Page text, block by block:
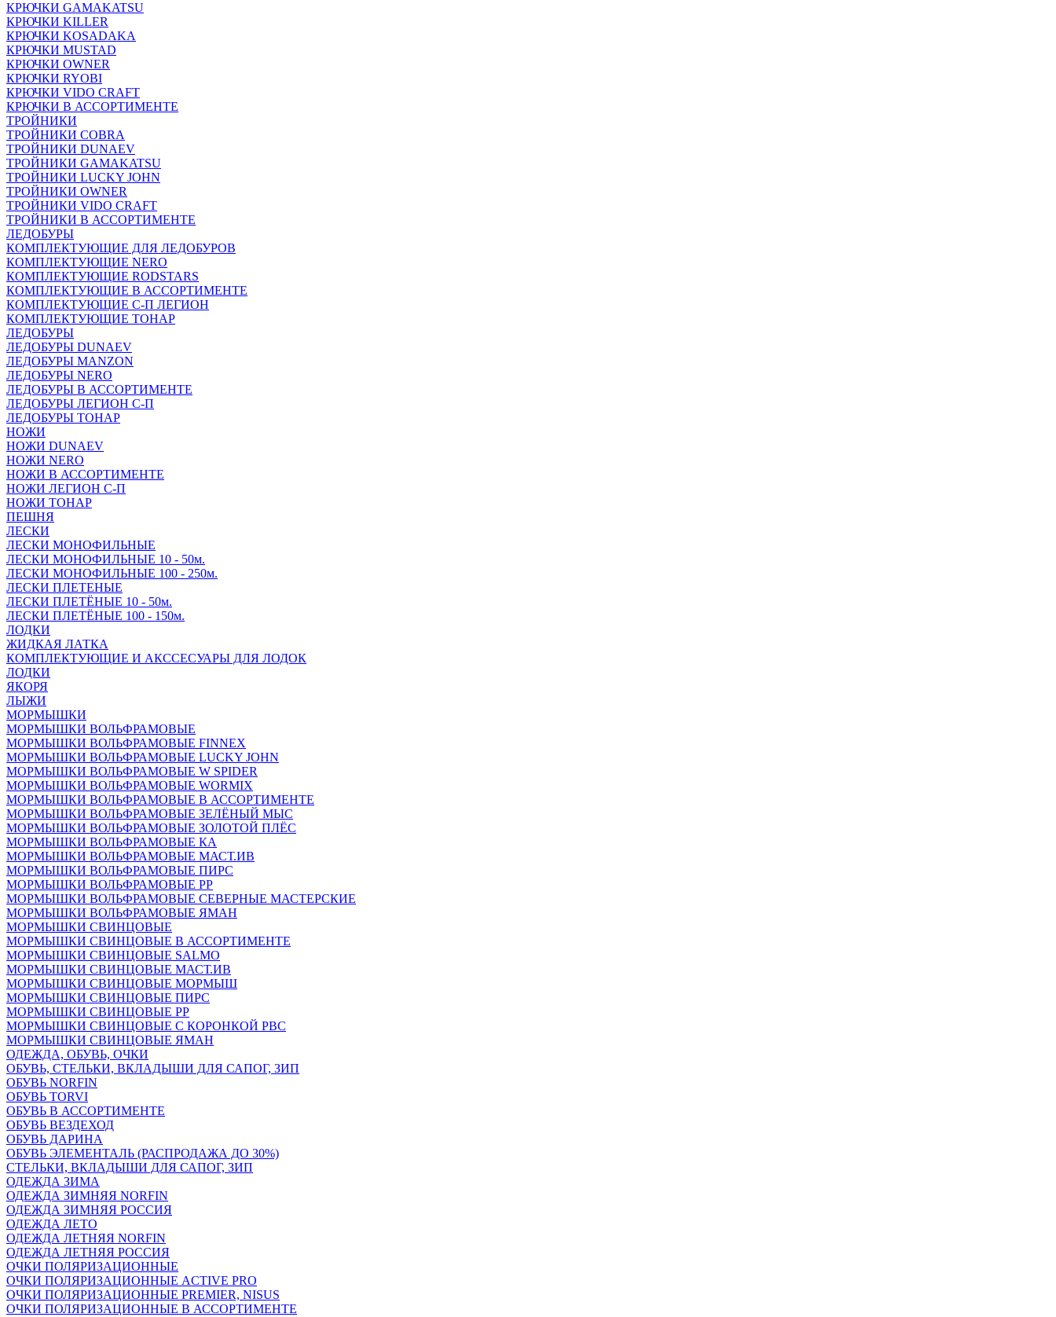
КРЮЧКИ GAMAKATSU
КРЮЧКИ KILLER
КРЮЧКИ KOSADAKA
КРЮЧКИ MUSTAD
КРЮЧКИ OWNER
КРЮЧКИ RYOBI
КРЮЧКИ VIDO CRAFT
КРЮЧКИ В АССОРТИМЕНТЕ
ТРОЙНИКИ
ТРОЙНИКИ COBRA
ТРОЙНИКИ DUNAEV
ТРОЙНИКИ GAMAKATSU
ТРОЙНИКИ LUCKY JOHN
ТРОЙНИКИ OWNER
ТРОЙНИКИ VIDO CRAFT
ТРОЙНИКИ В АССОРТИМЕНТЕ
ЛЕДОБУРЫ
КОМПЛЕКТУЮЩИЕ ДЛЯ ЛЕДОБУРОВ
КОМПЛЕКТУЮЩИЕ NERO
КОМПЛЕКТУЮЩИЕ RODSTARS
КОМПЛЕКТУЮЩИЕ В АССОРТИМЕНТЕ
КОМПЛЕКТУЮЩИЕ С-П ЛЕГИОН
КОМПЛЕКТУЮЩИЕ ТОНАР
ЛЕДОБУРЫ
ЛЕДОБУРЫ DUNAEV
ЛЕДОБУРЫ MANZON
ЛЕДОБУРЫ NERO
ЛЕДОБУРЫ В АССОРТИМЕНТЕ
ЛЕДОБУРЫ ЛЕГИОН С-П
ЛЕДОБУРЫ ТОНАР
НОЖИ
НОЖИ DUNAEV
НОЖИ NERO
НОЖИ В АССОРТИМЕНТЕ
НОЖИ ЛЕГИОН С-П
НОЖИ ТОНАР
ПЕШНЯ
ЛЕСКИ
ЛЕСКИ МОНОФИЛЬНЫЕ
ЛЕСКИ МОНОФИЛЬНЫЕ 10 - 50м.
ЛЕСКИ МОНОФИЛЬНЫЕ 100 - 250м.
ЛЕСКИ ПЛЕТЕНЫЕ
ЛЕСКИ ПЛЕТЁНЫЕ 10 - 50м.
ЛЕСКИ ПЛЕТЁНЫЕ 100 - 150м.
ЛОДКИ
ЖИДКАЯ ЛАТКА
КОМПЛЕКТУЮЩИЕ И АКССЕСУАРЫ ДЛЯ ЛОДОК
ЛОДКИ
ЯКОРЯ
ЛЫЖИ
МОРМЫШКИ
МОРМЫШКИ ВОЛЬФРАМОВЫЕ
МОРМЫШКИ ВОЛЬФРАМОВЫЕ FINNEX
МОРМЫШКИ ВОЛЬФРАМОВЫЕ LUCKY JOHN
МОРМЫШКИ ВОЛЬФРАМОВЫЕ W SPIDER
МОРМЫШКИ ВОЛЬФРАМОВЫЕ WORMIX
МОРМЫШКИ ВОЛЬФРАМОВЫЕ В АССОРТИМЕНТЕ
МОРМЫШКИ ВОЛЬФРАМОВЫЕ ЗЕЛЁНЫЙ МЫС
МОРМЫШКИ ВОЛЬФРАМОВЫЕ ЗОЛОТОЙ ПЛЁС
МОРМЫШКИ ВОЛЬФРАМОВЫЕ КА
МОРМЫШКИ ВОЛЬФРАМОВЫЕ МАСТ.ИВ
МОРМЫШКИ ВОЛЬФРАМОВЫЕ ПИРС
МОРМЫШКИ ВОЛЬФРАМОВЫЕ РР
МОРМЫШКИ ВОЛЬФРАМОВЫЕ СЕВЕРНЫЕ МАСТЕРСКИЕ
МОРМЫШКИ ВОЛЬФРАМОВЫЕ ЯМАН
МОРМЫШКИ СВИНЦОВЫЕ
МОРМЫШКИ СВИНЦОВЫЕ В АССОРТИМЕНТЕ
МОРМЫШКИ СВИНЦОВЫЕ SALMO
МОРМЫШКИ СВИНЦОВЫЕ МАСТ.ИВ
МОРМЫШКИ СВИНЦОВЫЕ МОРМЫШ
МОРМЫШКИ СВИНЦОВЫЕ ПИРС
МОРМЫШКИ СВИНЦОВЫЕ РР
МОРМЫШКИ СВИНЦОВЫЕ С КОРОНКОЙ РВС
МОРМЫШКИ СВИНЦОВЫЕ ЯМАН
ОДЕЖДА, ОБУВЬ, ОЧКИ
ОБУВЬ, СТЕЛЬКИ, ВКЛАДЫШИ ДЛЯ САПОГ, ЗИП
ОБУВЬ NORFIN
ОБУВЬ TORVI
ОБУВЬ В АССОРТИМЕНТЕ
ОБУВЬ ВЕЗДЕХОД
ОБУВЬ ДАРИНА
ОБУВЬ ЭЛЕМЕНТАЛЬ (РАСПРОДАЖА ДО 30%)
СТЕЛЬКИ, ВКЛАДЫШИ ДЛЯ САПОГ, ЗИП
ОДЕЖДА ЗИМА
ОДЕЖДА ЗИМНЯЯ NORFIN
ОДЕЖДА ЗИМНЯЯ РОССИЯ
ОДЕЖДА ЛЕТО
ОДЕЖДА ЛЕТНЯЯ NORFIN
ОДЕЖДА ЛЕТНЯЯ РОССИЯ
ОЧКИ ПОЛЯРИЗАЦИОННЫЕ
ОЧКИ ПОЛЯРИЗАЦИОННЫЕ ACTIVE PRO
ОЧКИ ПОЛЯРИЗАЦИОННЫЕ PREMIER, NISUS
ОЧКИ ПОЛЯРИЗАЦИОННЫЕ В АССОРТИМЕНТЕ